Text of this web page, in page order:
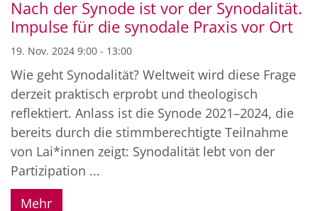
Nach der Synode ist vor der Synodalität.
Impulse für die synodale Praxis vor Ort
19. Nov. 2024 9:00 - 13:00
Wie geht Synodalität? Weltweit wird diese Frage
derzeit praktisch erprobt und theologisch
reflektiert. Anlass ist die Synode 2021–2024, die
bereits durch die stimmberechtigte Teilnahme
von Lai*innen zeigt: Synodalität lebt von der
Partizipation ...
Mehr